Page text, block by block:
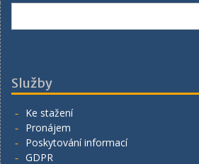
Služby
Ke stažení
Pronájem
Poskytování informací
GDPR